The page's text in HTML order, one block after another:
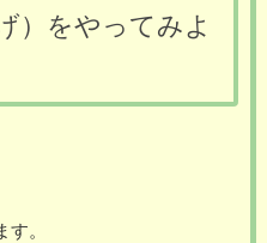
）をやってみよ
。